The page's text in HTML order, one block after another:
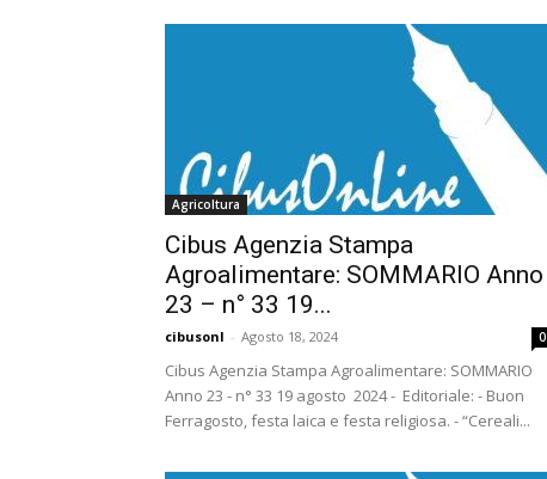
Agricoltura
Cibus Agenzia Stampa
Agroalimentare: SOMMARIO Anno
23 – n° 33 19...
cibusonl - Agosto 18, 2024 0
Cibus Agenzia Stampa Agroalimentare: SOMMARIO
Anno 23 - n° 33 19 agosto 2024 - Editoriale: - Buon
Ferragosto, festa laica e festa religiosa. - “Cereali...